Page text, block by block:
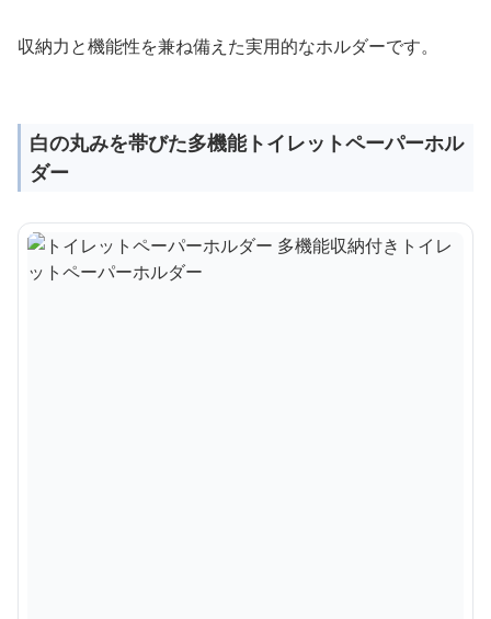
収納力と機能性を兼ね備えた実用的なホルダーです。
白の丸みを帯びた多機能トイレットペーパーホル
ダー